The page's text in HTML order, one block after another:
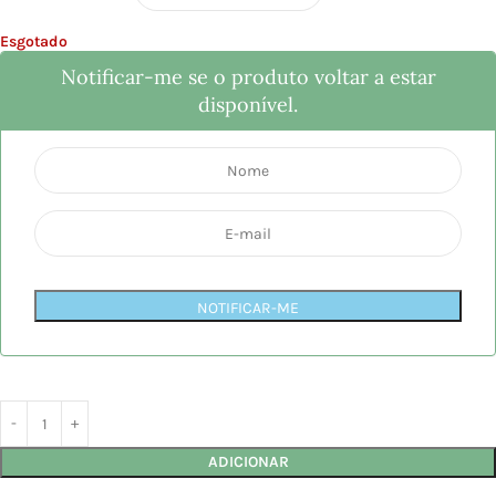
Esgotado
Notificar-me se o produto voltar a estar
disponível.
NOTIFICAR-ME
ADICIONAR